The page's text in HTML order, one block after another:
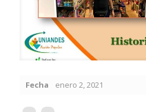
Fecha enero 2, 2021